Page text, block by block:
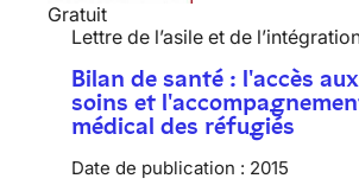
Gratuit
Lettre de l’asile et de
Bilan de santé : l'accès aux
soins et
médical des réfugiés
Date de publication : 2015